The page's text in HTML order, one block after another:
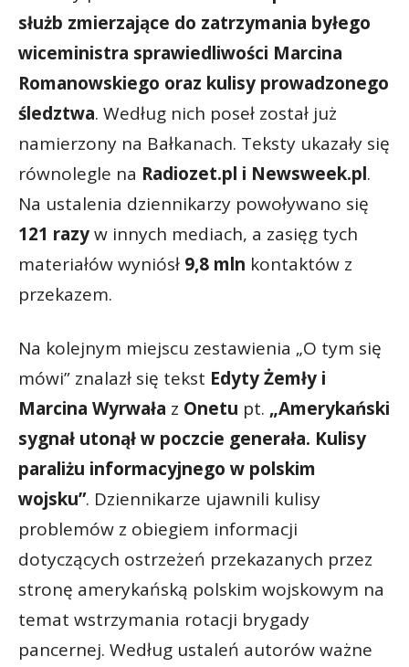
służb zmierzające do zatrzymania byłego
wiceministra sprawiedliwości Marcina
Romanowskiego oraz kulisy prowadzonego
śledztwa. Według nich poseł został już
namierzony na Bałkanach. Teksty ukazały się
równolegle na Radiozet.pl i Newsweek.pl.
Na ustalenia dziennikarzy powoływano się
121 razyw innych mediach, a zasięg tych
materiałów wyniósł 9,8 mln kontaktów z
przekazem.
Na kolejnym miejscu zestawienia „O tym się
mówi” znalazł się tekst Edyty Żemły i
Marcina Wyrwała z Onetu pt. „Amerykański
sygnał utonął w poczcie generała. Kulisy
paraliżu informacyjnego w polskim
wojsku”. Dziennikarze ujawnili kulisy
problemów z obiegiem informacji
dotyczących ostrzeżeń przekazanych przez
stronę amerykańską polskim wojskowym na
temat wstrzymania rotacji brygady
pancernej. Według ustaleń autorów ważne